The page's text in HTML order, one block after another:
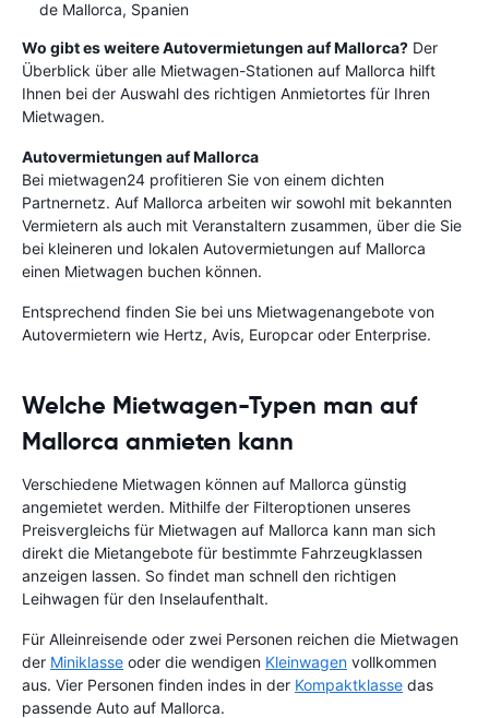
de Mallorca, Spanien
Wo gibt es weitere Autovermietungen auf Mallorca? Der
Überblick über alle Mietwagen-Stationen auf Mallorca hilft
Ihnen bei der Auswahl des richtigen Anmietortes für Ihren
Mietwagen.
Autovermietungen auf Mallorca
Bei mietwagen24 profitieren Sie von einem dichten
Partnernetz. Auf Mallorca arbeiten wir sowohl mit bekannten
Vermietern als auch mit Veranstaltern zusammen, über die Sie
bei kleineren und lokalen Autovermietungen auf Mallorca
einen Mietwagen buchen können.
Entsprechend finden Sie bei uns Mietwagenangebote von
Autovermietern wie Hertz, Avis, Europcar oder Enterprise.
Welche Mietwagen-Typen man auf
Mallorca anmieten kann
Verschiedene Mietwagen können auf Mallorca günstig
angemietet werden. Mithilfe der Filteroptionen unseres
Preisvergleichs für Mietwagen auf Mallorca kann man sich
direkt die Mietangebote für bestimmte Fahrzeugklassen
anzeigen lassen. So findet man schnell den richtigen
Leihwagen für den Inselaufenthalt.
Für Alleinreisende oder zwei Personen reichen die Mietwagen
der Miniklasse oder die wendigen Kleinwagen vollkommen
aus. Vier Personen finden indes in der Kompaktklasse das
passende Auto auf Mallorca.